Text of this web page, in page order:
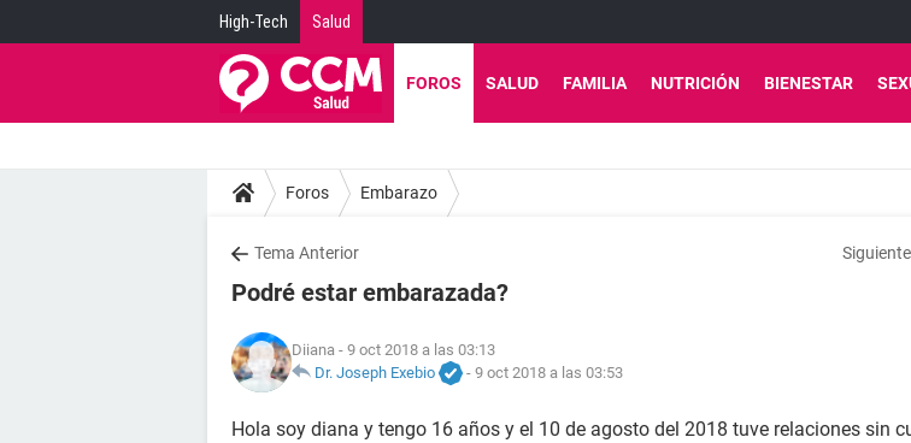
High-Tech Salud
FOROS SALUD FAMILIA NUTRICIÓN BIENESTAR
Foros Embarazo
Tema Anterior
Podré estar embarazada?
Diiana - 9 oct 2018 a las 03:13
Dr. Joseph Exebio
- 9 oct 2018 a las 03:53
Hola soy diana y tengo 16 años y el 10 de agosto del 2018 tuve relaciones sin